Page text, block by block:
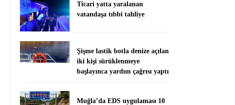
Ticari yatta yaralanan
vatandaşa tıbbi tahliye
Şişme lastik botla denize açılan
iki kişi sürüklenmeye
başlayınca yardım çağrısı yaptı
Muğla’da EDS uygulaması 10